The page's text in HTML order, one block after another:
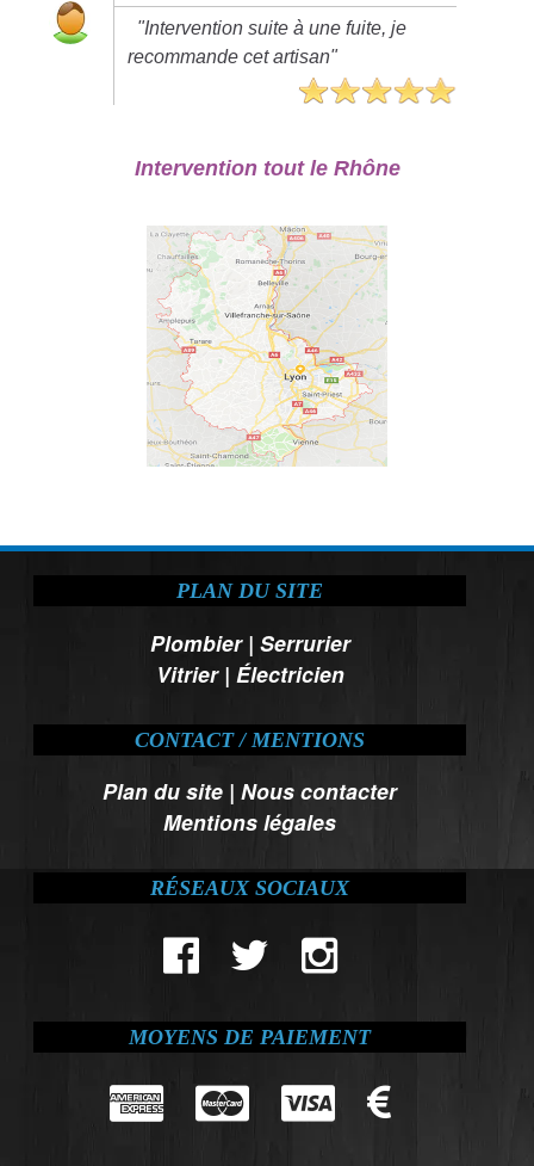
"Intervention suite à une fuite, je
recommande cet artisan"
Intervention tout le Rhône
PLAN DU SITE
Plombier| Serrurier
Vitrier| Électricien
CONTACT / MENTIONS
Plan du site |Nous contacter
Mentions légales
RÉSEAUX SOCIAUX
MOYENS DE PAIEMENT